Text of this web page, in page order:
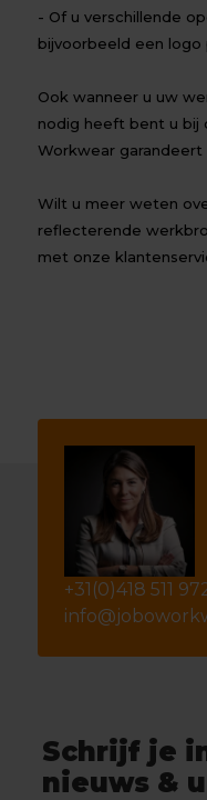
- Of u verschillende
bijvoorbeeld een logo
Ook wanneer u uw
nodig heeft bent u bij
Workwear garandeert
Wilt u meer weten
reflecterende
met onze
+31(0)418 511
Schrijf je
nieuws &